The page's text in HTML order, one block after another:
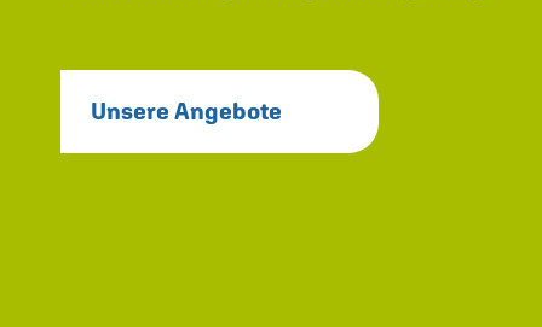
Unsere Angebote